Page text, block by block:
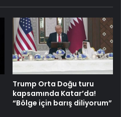
Trump Orta Doğu turu
kapsamında Katar’da!
“Bölge için barış diliyorum”